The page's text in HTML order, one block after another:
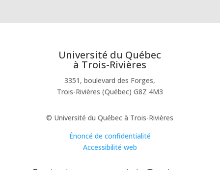
Université du Québec
à Trois-Rivières
3351, boulevard des Forges,
Trois-Rivières (Québec) G8Z 4M3
© Université du Québec à Trois-Rivières
Énoncé de confidentialité
Accessibilité web